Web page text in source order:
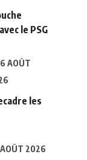
le PSG
6 AOÛT
les
2026